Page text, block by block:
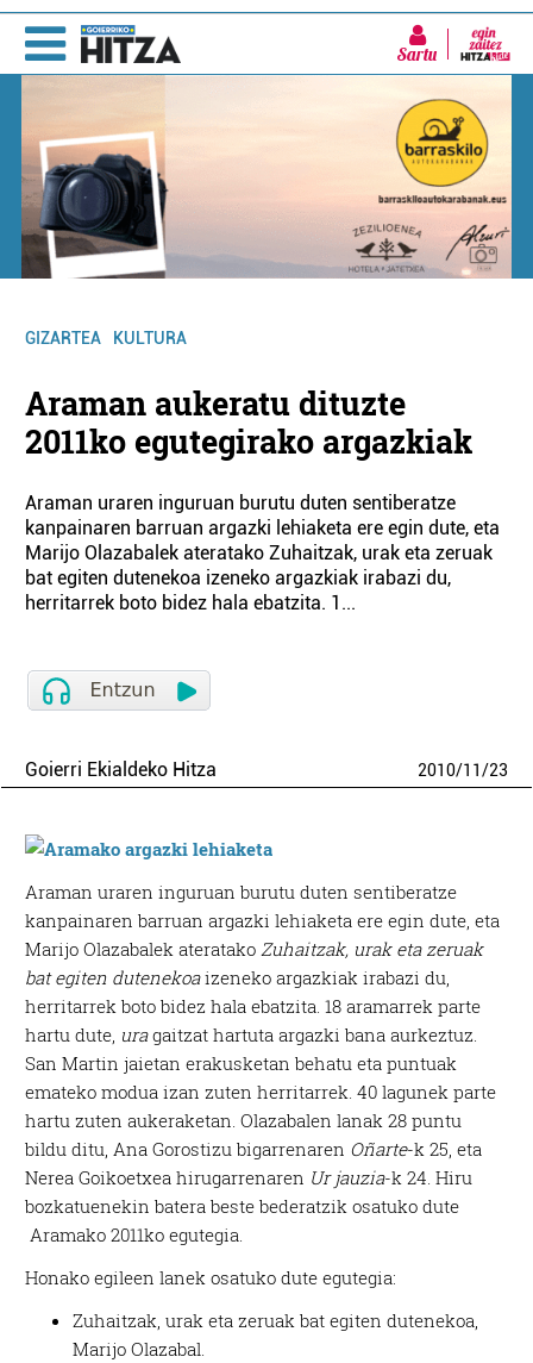
Sartu
GIZARTEA KULTURA
Araman aukeratu dituzte
2011ko egutegirako argazkiak
Araman uraren inguruan burutu duten sentiberatze
kanpainaren barruan argazki lehiaketa ere egin dute, eta
Marijo Olazabalek ateratako Zuhaitzak, urak eta zeruak
bat egiten dutenekoa izeneko argazkiak irabazi du,
herritarrek boto bidez hala ebatzita. 1...
Goierri Ekialdeko Hitza 2010/11/23
Araman uraren inguruan burutu duten sentiberatze
kanpainaren barruan argazki lehiaketa ere egin dute, eta
Marijo Olazabalek ateratakoZuhaitzak, urak eta zeruak
bat egiten dutenekoaizeneko argazkiak irabazi du,
herritarrek boto bidez hala ebatzita. 18 aramarrek parte
hartu dute, uragaitzat hartuta argazki bana aurkeztuz.
San Martin jaietan erakusketan behatu eta puntuak
emateko modua izan zuten herritarrek. 40 lagunek parte
hartu zuten aukeraketan. Olazabalen lanak 28 puntu
bildu ditu, Ana Gorostizu bigarrenaren Oñarte-k 25, eta
Nerea Goikoetxea hirugarrenaren Ur jauzia-k 24. Hiru
bozkatuenekin batera beste bederatzik osatuko dute
Aramako 2011ko egutegia.
Honako egileen lanek osatuko dute egutegia:
Zuhaitzak, urak eta zeruak bat egiten dutenekoa,
Marijo Olazabal.